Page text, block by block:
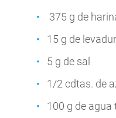
375 g de
15 g de
5 g de sal
1/2 cdtas. de
100 g de agua